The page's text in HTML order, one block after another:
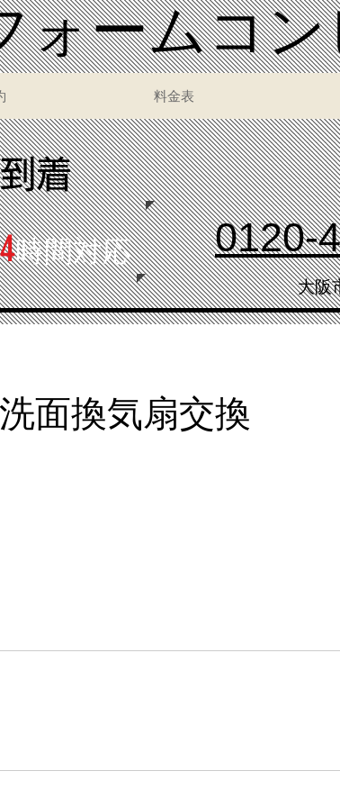
ォームコ
料金表
着
時間対応 0120-
大阪
面換気扇交換